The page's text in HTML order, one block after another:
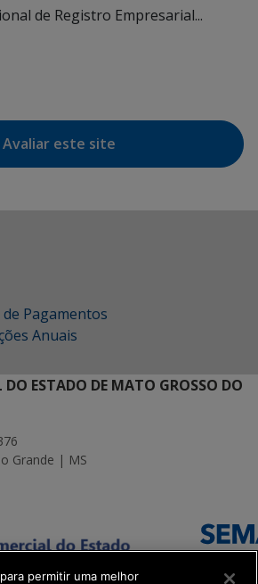
de Registro Empresarial...
Avaliar este site
Pagamentos
Anuais
ESTADO DE MATO GROSSO DO
Grande | MS
permitir uma melhor